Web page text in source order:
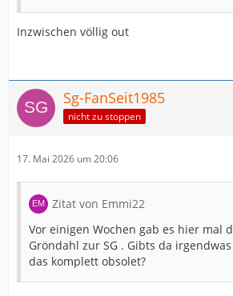
Inzwischen völlig out
Sg-FanSeit1985
nicht zu stoppen
17. Mai 2026 um 20:06
Zitat von Emmi22
Vor einigen Wochen gab es hier mal
Gröndahl zur SG . Gibts da
das komplett obsolet?